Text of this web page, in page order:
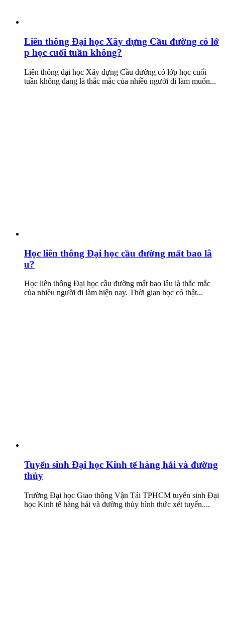
Liên thông Đại học Xây dựng Cầu đường có lớ
p học cuối tuần không?
Liên thông đại học Xây dựng Cầu đường có lớp học cuối
tuần không đang là thắc mắc của nhiều người đi làm muốn...
Học liên thông Đại học cầu đường mất bao lâ
u?
Học liên thông Đại học cầu đường mất bao lâu là thắc mắc
của nhiều người đi làm hiện nay. Thời gian học có thật...
Tuyển sinh Đại học Kinh tế hàng hải và đường
thủy
Trường Đại học Giao thông Vận Tải TPHCM tuyển sinh Đại
học Kinh tế hàng hải và đường thủy hình thức xét tuyển....